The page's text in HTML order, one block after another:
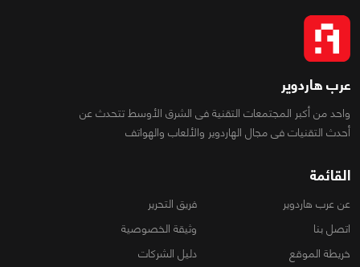
عرب هاردوير
واحد من أكبر المجتمعات التقنية فى الشرق الأوسط تتحدث عن
أحدث التقنيات فى مجال الهاردوير والألعاب والهواتف
القائمة
عن عرب هاردوير
فريق التحرير
اتصل بنا
وثيقة الخصوصية
خريطة الموقع
دليل الشركات